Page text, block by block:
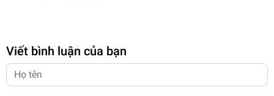
Viết bình luận của bạn